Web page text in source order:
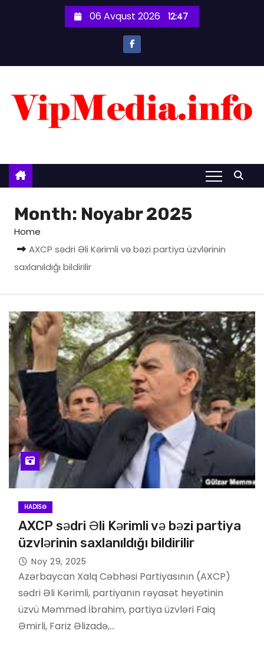
n
06 Avqust 2026 12:47
Month: Noyabr 2025
Home
AXCP sədri Əli Kərimli və bəzi partiya üzvlərinin
saxlanıldığı bildirilir
HADISƏ
AXCP sədri Əli Kərimli və bəzi partiya
üzvlərinin saxlanıldığı bildirilir
Noy 29, 2025
Azərbaycan Xalq Cəbhəsi Partiyasının (AXCP)
sədri Əli Kərimli, partiyanın rəyasət heyətinin
üzvü Məmməd İbrahim, partiya üzvləri Faiq
Əmirli, Fariz Əlizadə,…